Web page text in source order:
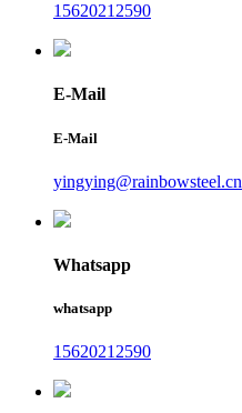
15620212590
E-Mail
E-Mail
yingying@rainbowsteel.cn
Whatsapp
whatsapp
15620212590